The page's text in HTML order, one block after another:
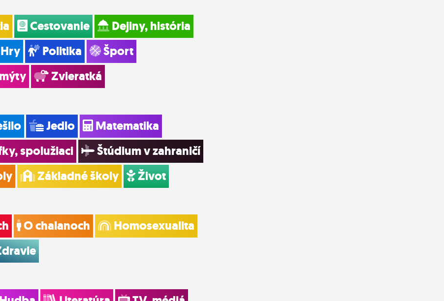
Cestovanie
Dejiny, história
Hry Politika
Šport
Zvieratká
Jedlo
Matematika
spolužiaci
Štúdium v zahraničí
Základné školy Život
O chalanoch
Homosexualita